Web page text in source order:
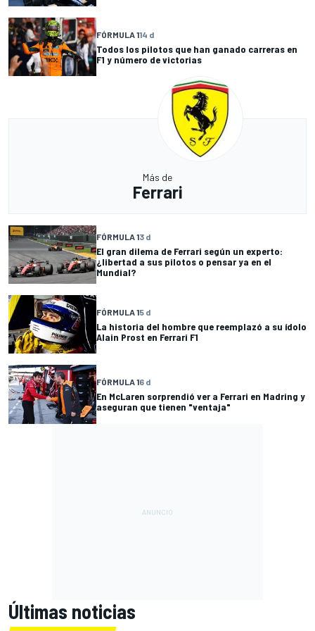
FÓRMULA 114 d
Todos los pilotos que han ganado carreras en
F1 y número de victorias
Más de
Ferrari
FÓRMULA 13 d
El gran dilema de Ferrari según un experto:
¿libertad a sus pilotos o pensar ya en el
Mundial?
FÓRMULA 15 d
La historia del hombre que reemplazó a su ídolo
Alain Prost en Ferrari F1
FÓRMULA 16 d
En McLaren sorprendió ver a Ferrari en Madring y
aseguran que tienen "ventaja"
Últimas noticias